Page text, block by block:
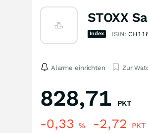
STOXX
Index ISIN:
Alarme einrichten Zur
828,71 PKT
-0,33 % -2,72 PKT